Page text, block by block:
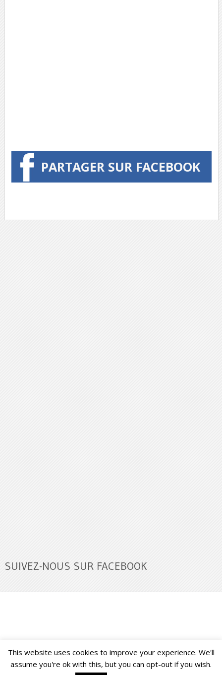
PARTAGER SUR FACEBOOK
SUIVEZ-NOUS SUR FACEBOOK
Buzz Ultra Copyright © 2026. Back to Top ↑
This website uses cookies to improve your experience. We'll
assume you're ok with this, but you can opt-out if you wish.